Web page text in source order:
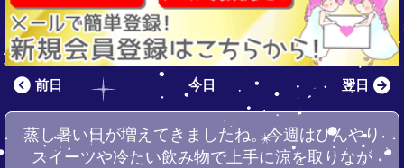
前日 今日 翌日
蒸し暑い日が増えてきましたね。今週はひんやり
スイーツや冷たい飲み物で上手に涼を取りなが